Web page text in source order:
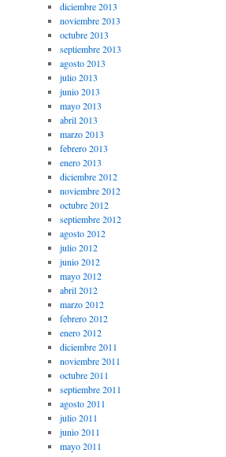
diciembre 2013
noviembre 2013
octubre 2013
septiembre 2013
agosto 2013
julio 2013
junio 2013
mayo 2013
abril 2013
marzo 2013
febrero 2013
enero 2013
diciembre 2012
noviembre 2012
octubre 2012
septiembre 2012
agosto 2012
julio 2012
junio 2012
mayo 2012
abril 2012
marzo 2012
febrero 2012
enero 2012
diciembre 2011
noviembre 2011
octubre 2011
septiembre 2011
agosto 2011
julio 2011
junio 2011
mayo 2011